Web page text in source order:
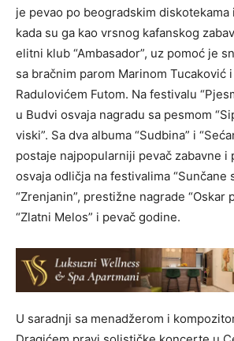
je pevao po beogradskim diskotekama
kada su ga kao vrsnog kafanskog
elitni klub “Ambasador”, uz pomoć je
sa bračnim parom Marinom Tucaković
Radulovićem Futom. Na festivalu
u Budvi osvaja nagradu sa pesmom
viski”. Sa dva albuma “Sudbina” i
postaje najpopularniji pevač zabavne i
osvaja odličja na festivalima “Sunčane
“Zrenjanin”, prestižne nagrade “Oskar
“Zlatni Melos” i pevač godine.
U saradnji sa menadžerom i